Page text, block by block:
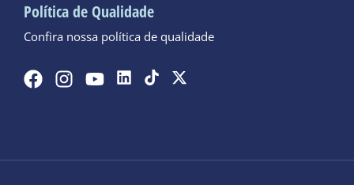
Política de Qualidade
Confira nossa política de qualidade